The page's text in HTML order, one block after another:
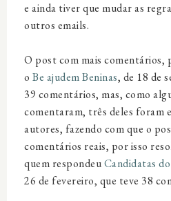
e ainda tiver que mudar as
outros emails.
O post com mais
o Be ajudem Beninas, de 18 de
39 comentários, mas, como
comentaram, três deles foram
autores, fazendo com que o
comentários reais, por isso
quem respondeuCandidatas
26 de fevereiro, que teve 38